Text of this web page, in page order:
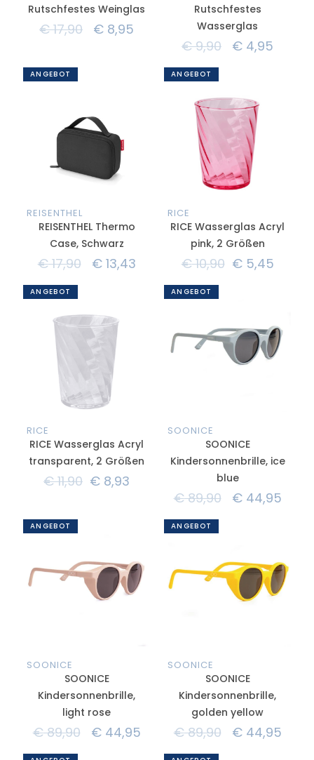
Rutschfestes Weinglas
€17,90 € 8,95
Rutschfestes
Wasserglas
€9,90 € 4,95
ANGEBOT
REISENTHEL
REISENTHEL Thermo
Case, Schwarz
€17,90 €13,43
ANGEBOT
RICE
RICE Wasserglas Acryl
pink, 2 Größen
€10,90 €5,45
ANGEBOT
RICE
RICE Wasserglas Acryl
transparent, 2 Größen
€11,90 € 8,93
ANGEBOT
SOONICE
SOONICE
Kindersonnenbrille, ice
blue
€89,90 €44,95
ANGEBOT
SOONICE
SOONICE
Kindersonnenbrille,
light rose
€89,90 €44,95
ANGEBOT
SOONICE
SOONICE
Kindersonnenbrille,
golden yellow
€89,90 €44,95